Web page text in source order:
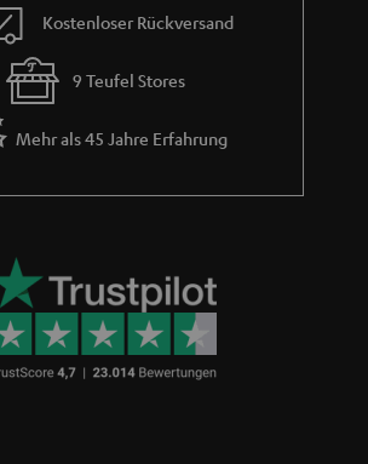
Kostenloser Rückversand
9 Teufel Stores
Mehr als 45 Jahre Erfahrung